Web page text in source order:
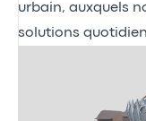
urbain, auxquels
solutions